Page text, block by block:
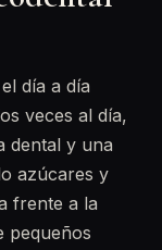
día a día
veces al día,
dental y una
azúcares y
frente a la
pequeños